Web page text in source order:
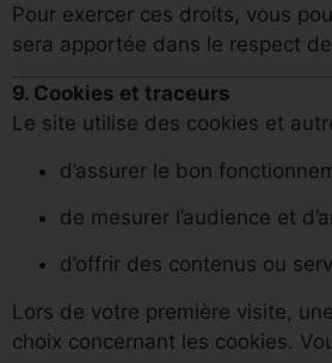
Pour exercer ces droits, vous
sera apportée dans le respect
9. Cookies et traceurs
Le site utilise des cookies et
d’assurer le bon
de mesurer l’audience et
d’offrir des contenus ou
Lors de votre première visite,
choix concernant les cookies.